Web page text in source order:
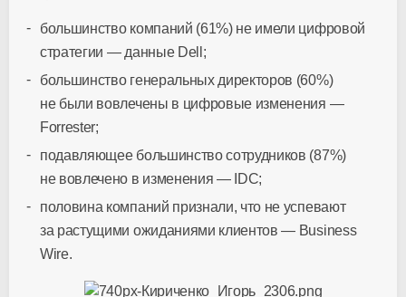
большинство компаний (61%) не имели цифровой
стратегии — данные Dell;
большинство генеральных директоров (60%)
не были вовлечены в цифровые изменения —
Forrester;
подавляющее большинство сотрудников (87%)
не вовлечено в изменения — IDC;
половина компаний признали, что не успевают
за растущими ожиданиями клиентов — Business
Wire.